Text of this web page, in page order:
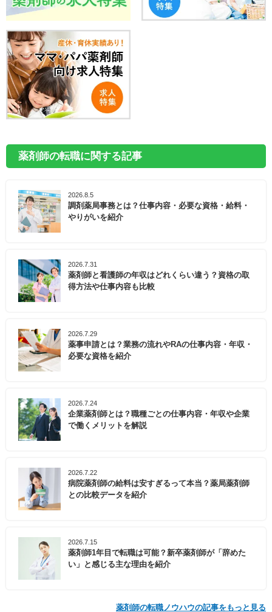
薬剤師の転職に関する記事
2026.8.5
調剤薬局事務とは？仕事内容・必要な資格・給料・
やりがいを紹介
2026.7.31
薬剤師と看護師の年収はどれくらい違う？資格の取
得方法や仕事内容も比較
2026.7.29
薬事申請とは？業務の流れやRAの仕事内容・年収・
必要な資格を紹介
2026.7.24
企業薬剤師とは？職種ごとの仕事内容・年収や企業
で働くメリットを解説
2026.7.22
病院薬剤師の給料は安すぎるって本当？薬局薬剤師
との比較データを紹介
2026.7.15
薬剤師1年目で転職は可能？新卒薬剤師が「辞めた
い」と感じる主な理由を紹介
薬剤師の転職ノウハウの記事をもっと見る